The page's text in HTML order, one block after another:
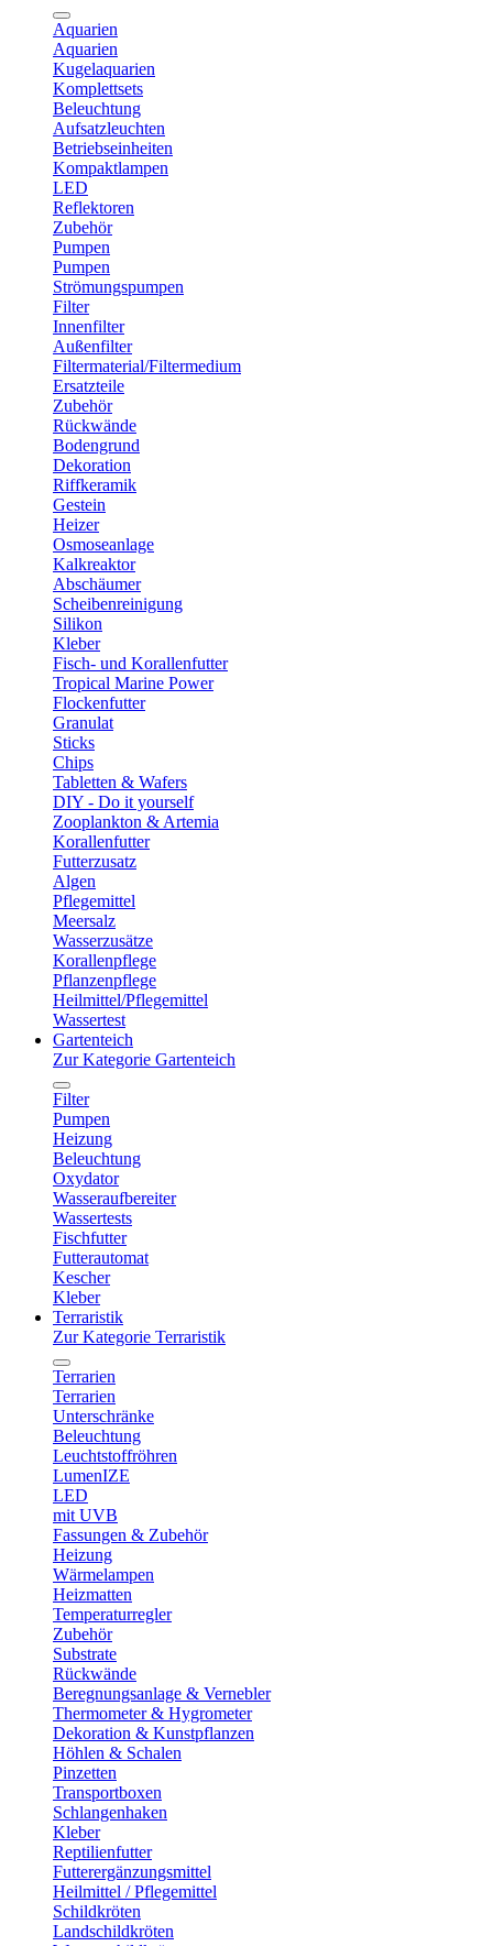
Aquarien
Aquarien
Kugelaquarien
Komplettsets
Beleuchtung
Aufsatzleuchten
Betriebseinheiten
Kompaktlampen
LED
Reflektoren
Zubehör
Pumpen
Pumpen
Strömungspumpen
Filter
Innenfilter
Außenfilter
Filtermaterial/Filtermedium
Ersatzteile
Zubehör
Rückwände
Bodengrund
Dekoration
Riffkeramik
Gestein
Heizer
Osmoseanlage
Kalkreaktor
Abschäumer
Scheibenreinigung
Silikon
Kleber
Fisch- und Korallenfutter
Tropical Marine Power
Flockenfutter
Granulat
Sticks
Chips
Tabletten & Wafers
DIY - Do it yourself
Zooplankton & Artemia
Korallenfutter
Futterzusatz
Algen
Pflegemittel
Meersalz
Wasserzusätze
Korallenpflege
Pflanzenpflege
Heilmittel/Pflegemittel
Wassertest
Gartenteich
Zur Kategorie Gartenteich
Filter
Pumpen
Heizung
Beleuchtung
Oxydator
Wasseraufbereiter
Wassertests
Fischfutter
Futterautomat
Kescher
Kleber
Terraristik
Zur Kategorie Terraristik
Terrarien
Terrarien
Unterschränke
Beleuchtung
Leuchtstoffröhren
LumenIZE
LED
mit UVB
Fassungen & Zubehör
Heizung
Wärmelampen
Heizmatten
Temperaturregler
Zubehör
Substrate
Rückwände
Beregnungsanlage & Vernebler
Thermometer & Hygrometer
Dekoration & Kunstpflanzen
Höhlen & Schalen
Pinzetten
Transportboxen
Schlangenhaken
Kleber
Reptilienfutter
Futterergänzungsmittel
Heilmittel / Pflegemittel
Schildkröten
Landschildkröten